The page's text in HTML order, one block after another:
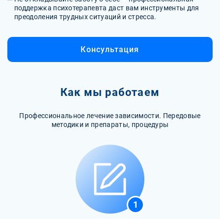
поддержка психотерапевта даст вам инструменты для
преодоления трудных ситуаций и стресса.
Консультация
Как мы работаем
Профессиональное лечение зависимости. Передовые
методики и препараты, процедуры
1